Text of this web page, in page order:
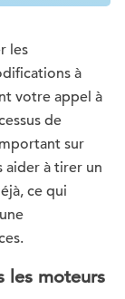
les
à
votre appel à
de
sur
aider à tirer un
ce qui
les moteurs